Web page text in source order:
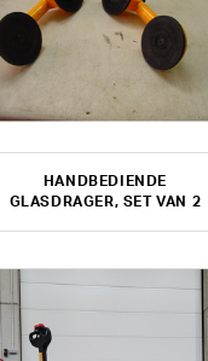
HANDBEDIENDE
GLASDRAGER, SET VAN 2